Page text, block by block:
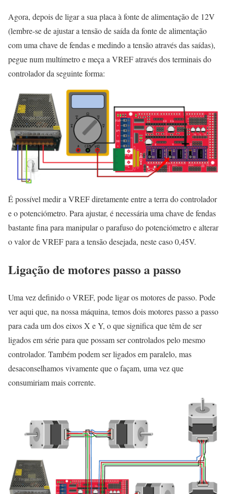
Agora, depois de ligar a sua placa à fonte de alimentação de 12V
(lembre-se de ajustar a tensão de saída da fonte de alimentação
com uma chave de fendas e medindo a tensão através das saídas),
pegue num multímetro e meça a VREF através dos terminais do
controlador da seguinte forma:
É possível medir a VREF diretamente entre a terra do controlador
e o potenciómetro. Para ajustar, é necessária uma chave de fendas
bastante fina para manipular o parafuso do potenciómetro e alterar
o valor de VREF para a tensão desejada, neste caso 0,45V.
Ligação de motores passo a passo
Uma vez definido o VREF, pode ligar os motores de passo. Pode
ver aqui que, na nossa máquina, temos dois motores passo a passo
para cada um dos eixos X e Y, o que significa que têm de ser
ligados em série para que possam ser controlados pelo mesmo
controlador. Também podem ser ligados em paralelo, mas
desaconselhamos vivamente que o façam, uma vez que
consumiriam mais corrente.